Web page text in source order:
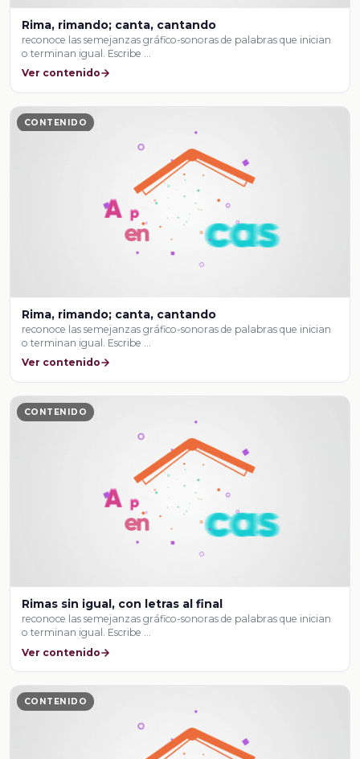
Rima, rimando; canta, cantando
reconoce las semejanzas gráfico-sonoras de palabras que inician
o terminan igual. Escribe …
Ver contenido
CONTENIDO
Rima, rimando; canta, cantando
reconoce las semejanzas gráfico-sonoras de palabras que inician
o terminan igual. Escribe …
Ver contenido
CONTENIDO
Rimas sin igual, con letras al final
reconoce las semejanzas gráfico-sonoras de palabras que inician
o terminan igual. Escribe …
Ver contenido
CONTENIDO